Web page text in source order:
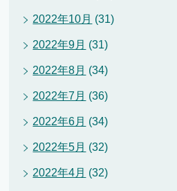
2022年10月 (31)
2022年9月 (31)
2022年8月 (34)
2022年7月 (36)
2022年6月 (34)
2022年5月 (32)
2022年4月 (32)